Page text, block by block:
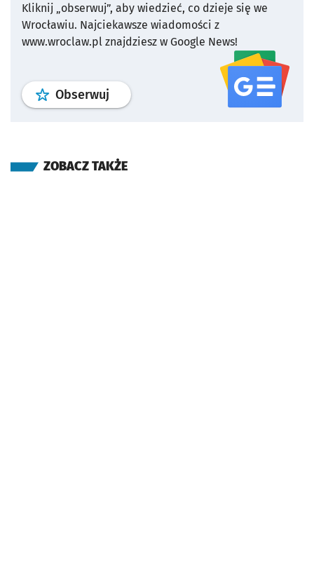
Kliknij „obserwuj”, aby wiedzieć, co dzieje się we
Wrocławiu. Najciekawsze wiadomości z
www.wroclaw.pl znajdziesz w Google News!
Obserwuj profil serwisu
ZOBACZ TAKŻE